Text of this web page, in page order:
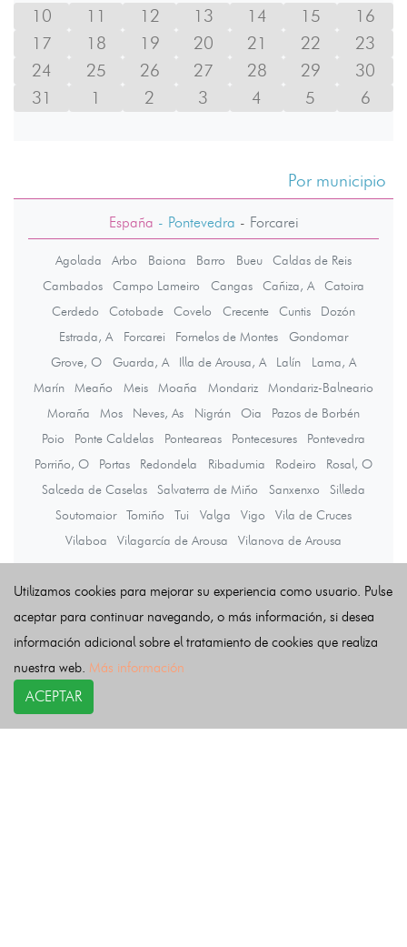
10
11 12 13 14 15
16
17
18 19 20 21 22
23
24
25 26 27 28 29
30
31
1 2 3 4 5 6
Por municipio
España - Pontevedra - Forcarei
Agolada Arbo Baiona Barro Bueu
Caldas de Reis
Cambados
Campo Lameiro Cangas Cañiza, A
Catoira
Cerdedo
Cotobade Covelo Crecente Cuntis
Dozón
Estrada, A
Forcarei Fornelos de Montes
Gondomar
Grove, O
Guarda, A Illa de Arousa, A Lalín
Lama, A
Marín
Meaño Meis Moaña Mondariz
Mondariz-Balneario
Moraña
Mos Neves, As Nigrán Oia
Pazos de Borbén
Poio
Ponte Caldelas Ponteareas Pontecesures
Pontevedra
Porriño, O
Portas Redondela Ribadumia Rodeiro
Rosal, O
Salceda de Caselas
Salvaterra de Miño Sanxenxo
Silleda
Soutomaior
Tomiño Tui Valga Vigo
Vila de Cruces
Vilaboa
Vilagarcía de Arousa Vilanova de Arousa
Últimas noticias
Utilizamos cookies para mejorar su experiencia como usuario. Pulse
aceptar para continuar navegando, o más información, si desea
información adicional sobre el tratamiento de cookies que realiza
nuestra web. Más información
ACEPTAR